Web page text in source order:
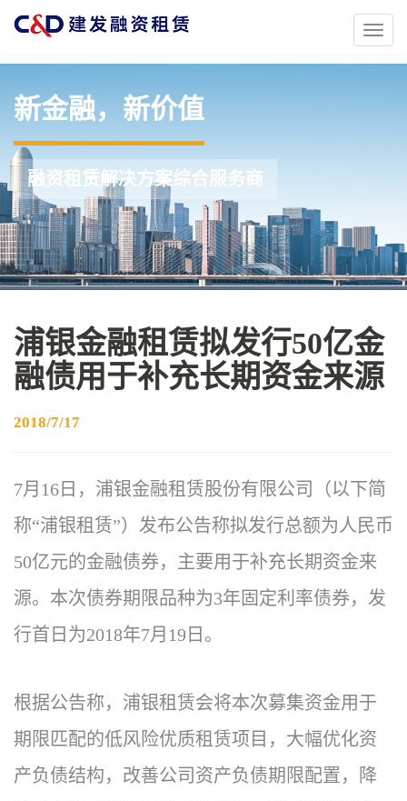
Toggle
新金融，新价值
融资租赁解决方案综合服务商
浦银金融租赁拟发行50亿金
融债用于补充长期资金来源
2018/7/17
7月16日，浦银金融租赁股份有限公司（以下简
称“浦银租赁”）发布公告称拟发行总额为人民币
50亿元的金融债券，主要用于补充长期资金来
源。本次债券期限品种为3年固定利率债券，发
行首日为2018年7月19日。
根据公告称，浦银租赁会将本次募集资金用于
期限匹配的低风险优质租赁项目，大幅优化资
产负债结构，改善公司资产负债期限配置，降